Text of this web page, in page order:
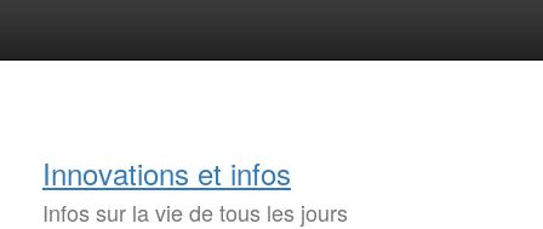
Innovations et infos
Infos sur la vie de tous les jours